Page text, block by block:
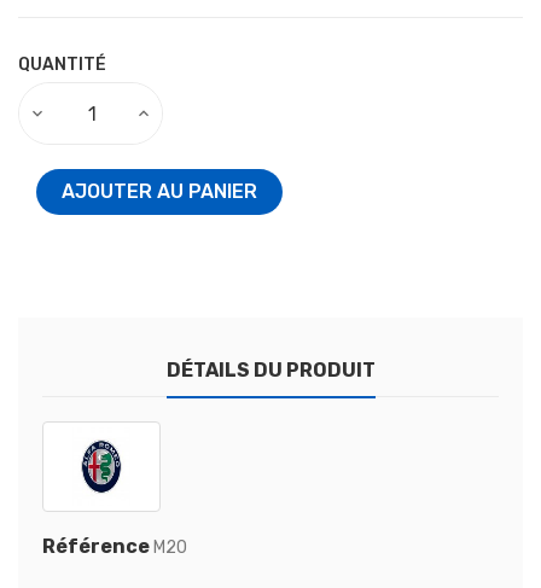
QUANTITÉ
AJOUTER AU PANIER
DÉTAILS DU PRODUIT
Référence M20